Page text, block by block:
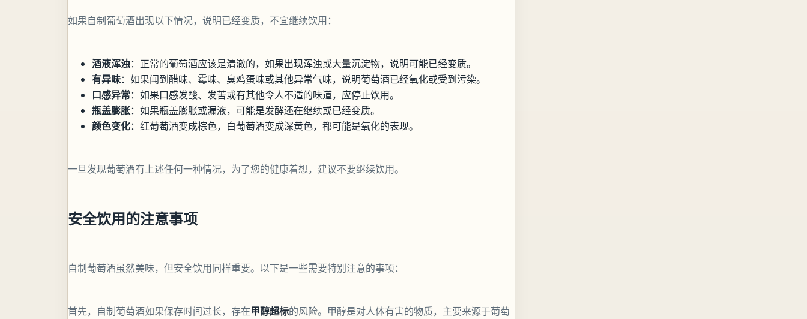
如果自制葡萄酒出现以下情况，说明已经变质，不宜继续饮用：
酒液浑浊：正常的葡萄酒应该是清澈的，如果出现浑浊或大量沉淀物，说明可能已经变质。
有异味：如果闻到醋味、霉味、臭鸡蛋味或其他异常气味，说明葡萄酒已经氧化或受到污染。
口感异常：如果口感发酸、发苦或有其他令人不适的味道，应停止饮用。
瓶盖膨胀：如果瓶盖膨胀或漏液，可能是发酵还在继续或已经变质。
颜色变化：红葡萄酒变成棕色，白葡萄酒变成深黄色，都可能是氧化的表现。
一旦发现葡萄酒有上述任何一种情况，为了您的健康着想，建议不要继续饮用。
安全饮用的注意事项
自制葡萄酒虽然美味，但安全饮用同样重要。以下是一些需要特别注意的事项：
首先，自制葡萄酒如果保存时间过长，存在甲醇超标的风险。甲醇是对人体有害的物质，主要来源于葡萄